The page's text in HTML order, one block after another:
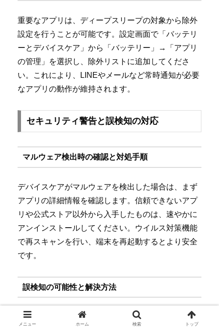
重要なアプリは、ディープスリープの対象から除外
設定を行うことが可能です。設定画面で「バッテリ
ーとデバイスケア」から「バッテリー」→「アプリ
の管理」を選択し、除外リストに追加してくださ
い。これにより、LINEやメールなど常時通知が必要
なアプリの動作が維持されます。
セキュリティ警告と誤検知の対応
マルウェア検出時の確認と対処手順
デバイスケアがマルウェアを検出した場合は、まず
アプリの詳細情報を確認します。信頼できないアプ
リや公式ストア以外から入手したものは、速やかに
アンインストールしてください。ウイルス対策機能
で再スキャンを行い、端末を再起動するとより安全
です。
誤検知の可能性と解決方法
まれに、安全なアプリが誤ってマルウェアとして検
メニュー ホーム 検索 トップ